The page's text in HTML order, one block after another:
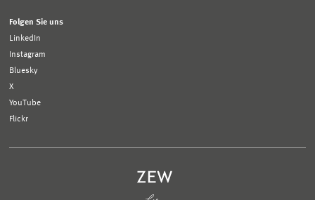
Folgen Sie uns
LinkedIn
Instagram
Bluesky
X
YouTube
Flickr